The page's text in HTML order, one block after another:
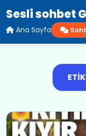
Sesli sohbet
Ana Sayfa